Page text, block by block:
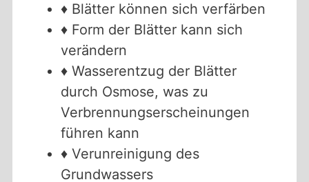
♦ Blätter können sich verfärben
♦ Form der Blätter kann sich
verändern
♦ Wasserentzug der Blätter
durch Osmose, was zu
Verbrennungserscheinungen
führen kann
♦ Verunreinigung des
Grundwassers